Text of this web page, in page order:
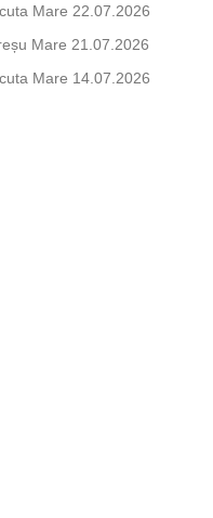
Mare 22.07.2026
Mare 21.07.2026
Mare 14.07.2026